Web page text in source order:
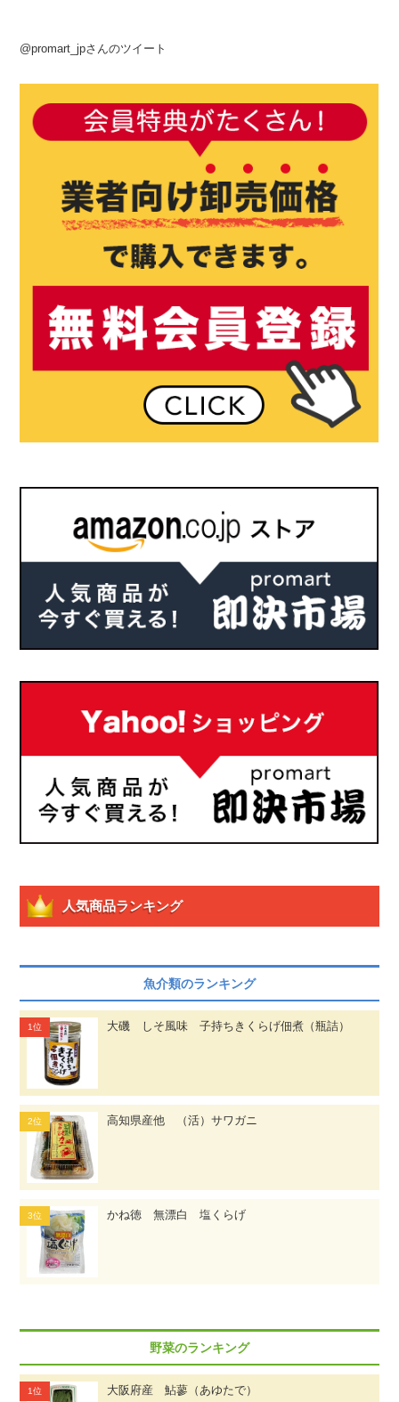
@promart_jpさんのツイート
人気商品ランキング
魚介類のランキング
大磯 しそ風味 子持ちきくらげ佃煮（瓶詰）
高知県産他 （活）サワガニ
かね徳 無漂白 塩くらげ
野菜のランキング
大阪府産 鮎蓼（あゆたで）